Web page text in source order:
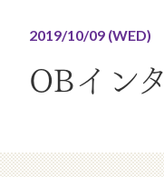
2019/10/09 (WED)
OBイン